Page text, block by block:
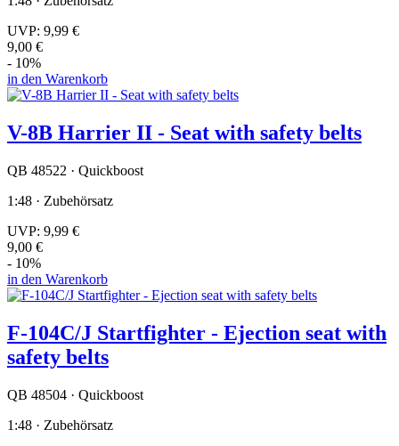
UVP: 9,99 €
9,00 €
- 10%
in den Warenkorb
V-8B Harrier II - Seat with safety belts
QB 48522 · Quickboost
1:48 · Zubehörsatz
UVP: 9,99 €
9,00 €
- 10%
in den Warenkorb
F-104C/J Startfighter - Ejection seat with
safety belts
QB 48504 · Quickboost
1:48 · Zubehörsatz